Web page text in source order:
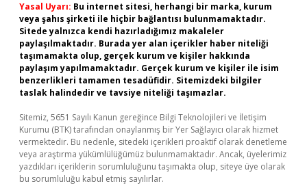
Yasal Uyarı: Bu internet sitesi, herhangi bir marka, kurum
veya şahıs şirketi ile hiçbir bağlantısı bulunmamaktadır.
Sitede yalnızca kendi hazırladığımız makaleler
paylaşılmaktadır. Burada yer alan içerikler haber niteliği
taşımamakta olup, gerçek kurum ve kişiler hakkında
paylaşım yapılmamaktadır. Gerçek kurum ve kişiler ile isim
benzerlikleri tamamen tesadüfidir. Sitemizdeki bilgiler
taslak halindedir ve tavsiye niteliği taşımazlar.
Sitemiz, 5651 Sayılı Kanun gereğince Bilgi Teknolojileri ve İletişim
Kurumu (BTK) tarafından onaylanmış bir Yer Sağlayıcı olarak hizmet
vermektedir. Bu nedenle, sitedeki içerikleri proaktif olarak denetleme
veya araştırma yükümlülüğümüz bulunmamaktadır. Ancak, üyelerimiz
yazdıkları içeriklerin sorumluluğunu taşımakta olup, siteye üye olarak
bu sorumluluğu kabul etmiş sayılırlar.